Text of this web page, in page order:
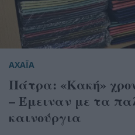
ΑΧΑΪΑ
Πάτρα: «Κακή»
– Έμειναν με τα
καινούργια